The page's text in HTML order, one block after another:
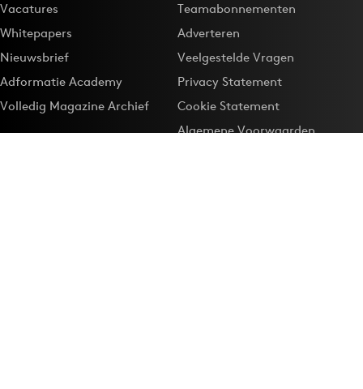
Vacatures
Whitepapers
Nieuwsbrief
Adformatie Academy
Volledig Magazine Archief
Teamabonnementen
Adverteren
Veelgestelde Vragen
Privacy Statement
Cookie Statement
Algemene Voorwaarden